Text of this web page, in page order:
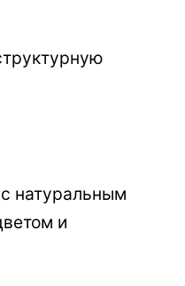
натуральным
и